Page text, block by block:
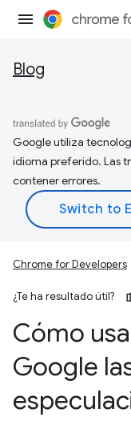
Blog
Google utiliza
idioma preferido. Las
contener errores.
Chrome for Developers
¿Te ha resultado útil?
Cómo
Google